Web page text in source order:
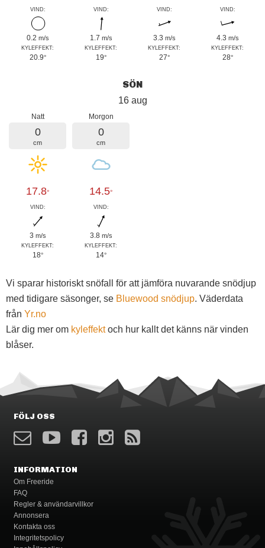
VIND:
0.2 m/s
KYLEFFEKT:
20.9°
VIND:
1.7 m/s
KYLEFFEKT:
19°
VIND:
3.3 m/s
KYLEFFEKT:
27°
VIND:
4.3 m/s
KYLEFFEKT:
28°
SÖN
16 aug
Natt
0
cm
17.8°
VIND:
3 m/s
KYLEFFEKT:
18°
Morgon
0
cm
14.5°
VIND:
3.8 m/s
KYLEFFEKT:
14°
Vi sparar historiskt snöfall för att jämföra nuvarande snödjup
med tidigare säsonger, se Bluewood snödjup. Väderdata
från Yr.no
Lär dig mer om kyleffektoch hur kallt det känns när vinden
blåser.
FÖLJ OSS
INFORMATION
Om Freeride
FAQ
Regler & användarvillkor
Annonsera
Kontakta oss
Integritetspolicy